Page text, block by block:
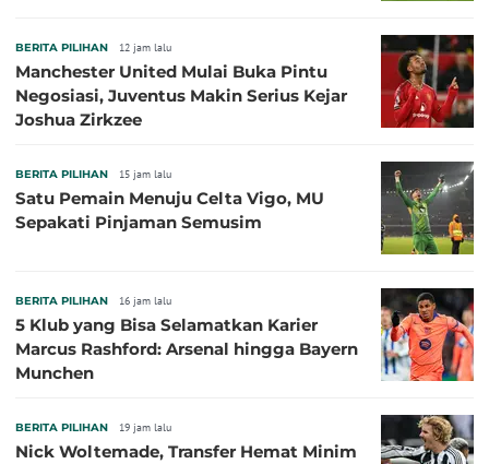
BERITA PILIHAN 12 jam lalu
Manchester United Mulai Buka Pintu
Negosiasi, Juventus Makin Serius Kejar
Joshua Zirkzee
BERITA PILIHAN 15 jam lalu
Satu Pemain Menuju Celta Vigo, MU
Sepakati Pinjaman Semusim
BERITA PILIHAN 16 jam lalu
5 Klub yang Bisa Selamatkan Karier
Marcus Rashford: Arsenal hingga Bayern
Munchen
BERITA PILIHAN 19 jam lalu
Nick Woltemade, Transfer Hemat Minim